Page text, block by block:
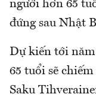
người hơn 65
đứng sau Nhật
Dự kiến tới
65 tuổi sẽ
Saku